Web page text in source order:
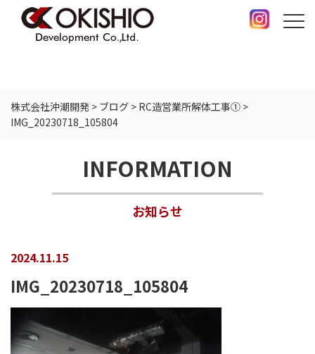
株式会社沖潮開発 > ブログ > RC造営業所解体工事① >
IMG_20230718_105804
INFORMATION
お知らせ
2024.11.15
IMG_20230718_105804